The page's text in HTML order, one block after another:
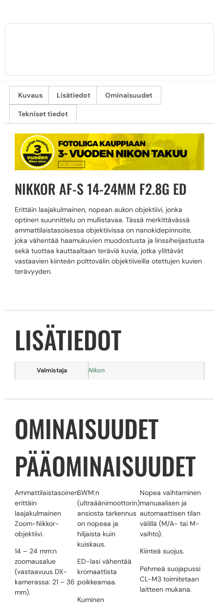
Kuvaus Lisätiedot Ominaisuudet
Tekniset tiedot
NIKKOR AF-S 14-24MM F2.8G ED
Erittäin laajakulmainen, nopean aukon objektiivi, jonka
optinen suunnittelu on mullistavaa. Tässä merkittävässä
ammattilaistasoisessa objektiivissa on nanokidepinnoite,
joka vähentää haamukuvien muodostusta ja linssiheijastusta
sekä tuottaa kauttaaltaan teräviä kuvia, jotka ylittävät
vastaavien kiinteän polttovälin objektiiveilla otettujen kuvien
terävyyden.
LISÄTIEDOT
Valmistaja Nikon
OMINAISUUDET
PÄÄOMINAISUUDET
Ammattilaistasoinen
erittäin
laajakulmainen
Zoom-Nikkor-
objektiivi.
14 – 24 mm:n
zoomausalue
(vastaavuus DX-
kamerassa: 21 – 36
mm).
SWM:n
(ultraäänimoottorin)
ansiosta tarkennus
on nopeaa ja
hiljaista kuin
kuiskaus.
ED-lasi vähentää
kromaattista
poikkeamaa.
Kuminen
Nopea vaihtaminen
manuaalisen ja
automaattisen tilan
välillä (M/A- tai M-
vaihto).
Kiinteä suojus.
Pehmeä suojapussi
CL-M3 toimitetaan
laitteen mukana.